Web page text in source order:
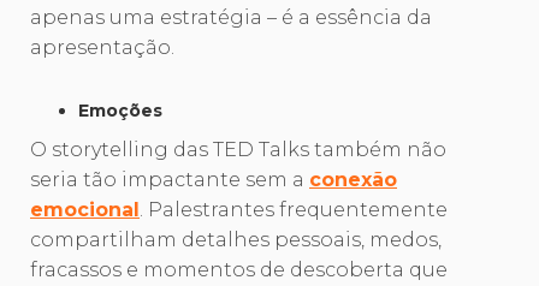
apenas uma estratégia – é a essência da
apresentação.
Emoções
O storytelling das TED Talks também não
seria tão impactante sem a conexão
emocional. Palestrantes frequentemente
compartilham detalhes pessoais, medos,
fracassos e momentos de descoberta que